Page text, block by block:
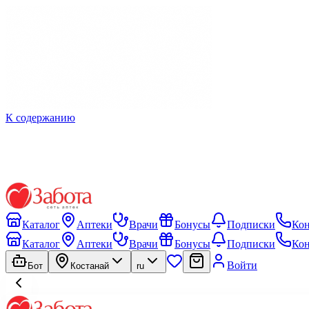
К содержанию
Каталог Аптеки Врачи Бонусы Подписки
Каталог
Аптеки Врачи Бонусы Подписки
Бот Костанай ru Войти